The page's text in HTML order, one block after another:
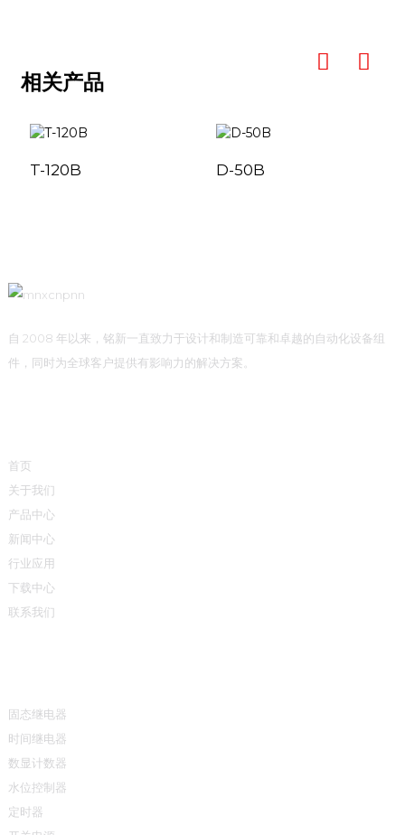
相关产品
T-120B D-50B
自 2008 年以来，铭新一直致力于设计和制造可靠和卓越的自动化设备组
件，同时为全球客户提供有影响力的解决方案。
首页
关于我们
产品中心
新闻中心
行业应用
下载中心
联系我们
固态继电器
时间继电器
数显计数器
水位控制器
定时器